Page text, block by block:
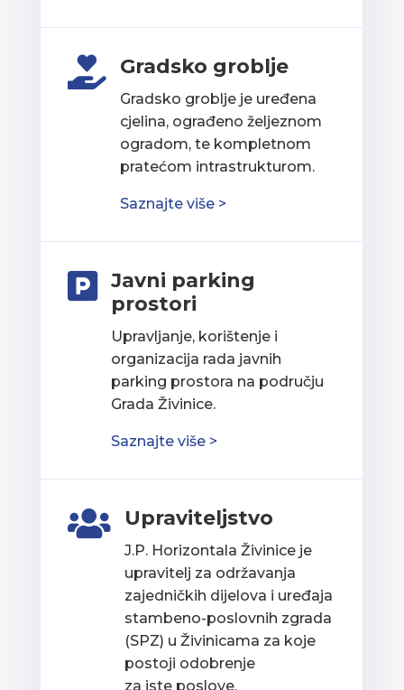
 Gradsko groblje
Gradsko groblje je uređena
cjelina, ograđeno željeznom
ogradom, te kompletnom
pratećom intrastrukturom.
Saznajte više >

Javni parking
prostori
Upravljanje, korištenje i
organizacija rada javnih
parking prostora na području
Grada Živinice.
Saznajte više >
 Upraviteljstvo
J.P. Horizontala Živinice je
upravitelj za održavanja
zajedničkih dijelova i uređaja
stambeno-poslovnih zgrada
(SPZ) u Živinicama za koje
postoji odobrenje
za iste poslove.